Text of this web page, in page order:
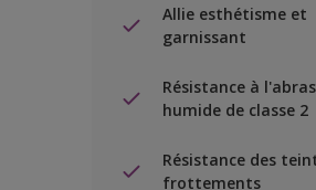
Allie esthétisme et
garnissant
Résistance à
humide de classe 2
Résistance des
frottements